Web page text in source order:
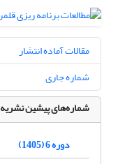
مقالات آماده انتشار
شماره جاری
شماره‌های پیشین نشریه
دوره 6 (1405)